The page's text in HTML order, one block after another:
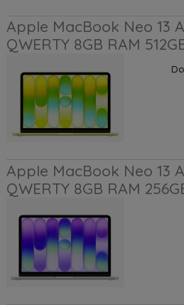
Apple MacBook Neo 13
QWERTY 8GB RAM
Apple MacBook Neo 13
QWERTY 8GB RAM